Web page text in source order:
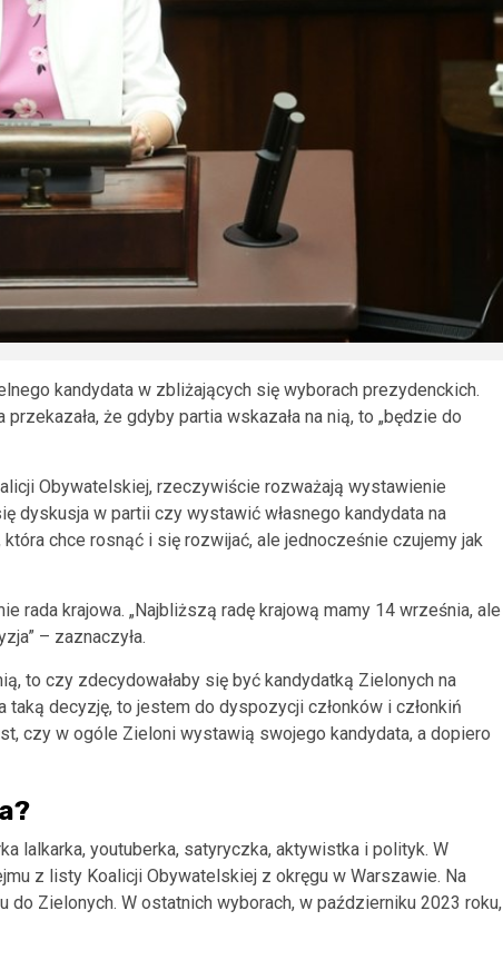
kandydata w zbliżających się wyborach prezydenckich.
że gdyby partia wskazała na nią, to „będzie do
Obywatelskiej, rzeczywiście rozważają wystawienie
dyskusja w partii czy wystawić własnego kandydata na
chce rosnąć i się rozwijać, ale jednocześnie czujemy jak
rada krajowa. „Najbliższą radę krajową mamy 14 września, ale
– zaznaczyła.
to czy zdecydowałaby się być kandydatką Zielonych na
taką decyzję, to jestem do dyspozycji członków i członkiń
czy w ogóle Zieloni wystawią swojego kandydata, a dopiero
lalkarka, youtuberka, satyryczka, aktywistka i polityk. W
z listy Koalicji Obywatelskiej z okręgu w Warszawie. Na
Zielonych. W ostatnich wyborach, w październiku 2023 roku,